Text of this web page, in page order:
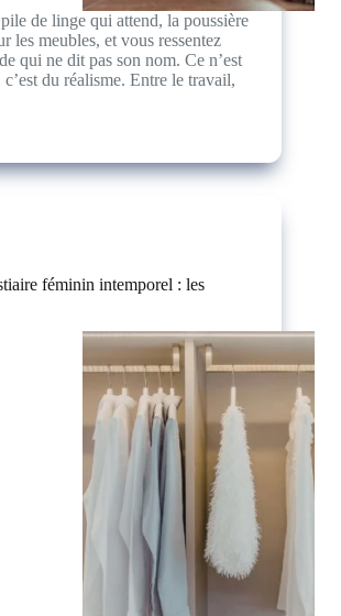
de linge qui attend, la poussière
les meubles, et vous ressentez
qui ne dit pas son nom. Ce n’est
c’est du réalisme. Entre le travail,
féminin intemporel : les